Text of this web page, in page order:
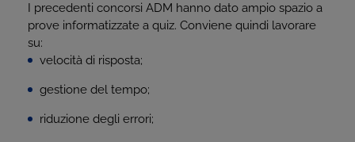
I precedenti concorsi ADM hanno dato ampio spazio a
prove informatizzate a quiz. Conviene quindi lavorare
su:
velocità di risposta;
gestione del tempo;
riduzione degli errori;